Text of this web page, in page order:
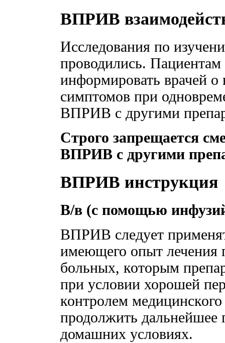
ВПРИВ
Исследования по
проводились. Пациентам
информировать врачей
симптомов при
ВПРИВ с другими
Строго запрещается
ВПРИВ с другими
ВПРИВ инструкция
В/в (с помощью
ВПРИВ следует
имеющего опыт лечения
больных, которым
при условии хорошей
контролем
продолжить дальнейшее
домашних условиях.